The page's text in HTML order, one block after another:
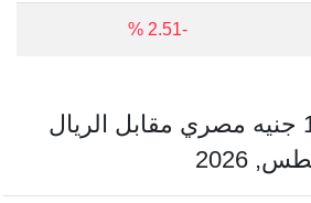
-2.51 %
كم يساوي 18084 جنيه مصري مقابل الريال
2026